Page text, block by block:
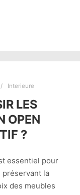
Interieure
LES
OPEN
?
essentiel pour
la
des meubles